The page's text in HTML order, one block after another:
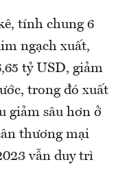
tính chung 6
ngạch xuất,
tỷ USD, giảm
trong đó xuất
giảm sâu hơn ở
thương mại
vẫn duy trì